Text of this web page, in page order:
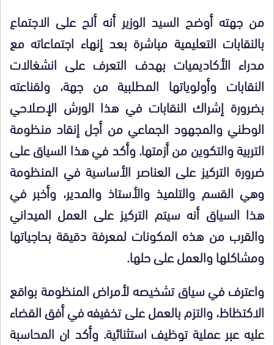
من جهته أوضح السيد الوزير أنه ألح على الاجتماع
بالنقابات التعليمية مباشرة بعد إنهاء اجتماعاته مع
مدراء الأكاديميات بهدف التعرف على انشغالات
النقابات وأولوياتها المطلبية من جهة، ولقناعته
بضرورة إشراك النقابات في هذا الورش الإصلاحي
الوطني والمجهود الجماعي من أجل إنقاد منظومة
التربية والتكوين من أزمتها. وأكد في هذا السياق على
ضرورة التركيز على العناصر الأساسية في المنظومة
وهي القسم والتلميذ والأستاذ والمدير، وأخبر في
هذا السياق أنه سيتم التركيز على العمل الميداني
والقرب من هذه المكونات لمعرفة دقيقة بحاجياتها
ومشاكلها والعمل على حلها.
واعترف في سياق تشخيصه لأمراض المنظومة بواقع
الاكتظاظ، والتزم بالعمل على تخفيفه في أفق القضاء
عليه عبر عملية توظيف استثنائية. وأكد ان المحاسبة